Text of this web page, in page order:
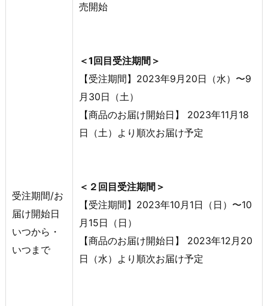
受注期間/お
届け開始日
いつから・
いつまで
売開始
＜1回目受注期間＞
【受注期間】2023年9月20日（水）〜9
月30日（土）
【商品のお届け開始日】 2023年11月18
日（土）より順次お届け予定
＜２回目受注期間＞
【受注期間】2023年10月1日（日）〜10
月15日（日）
【商品のお届け開始日】 2023年12月20
日（水）より順次お届け予定